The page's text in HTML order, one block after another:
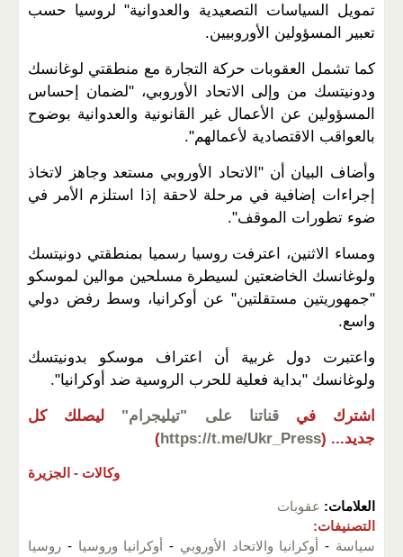
تمويل السياسات التصعيدية والعدوانية" لروسيا حسب
تعبير المسؤولين الأوروبيين.
كما تشمل العقوبات حركة التجارة مع منطقتي لوغانسك
ودونيتسك من وإلى الاتحاد الأوروبي، "لضمان إحساس
المسؤولين عن الأعمال غير القانونية والعدوانية بوضوح
بالعواقب الاقتصادية لأعمالهم".
وأضاف البيان أن "الاتحاد الأوروبي مستعد وجاهز لاتخاذ
إجراءات إضافية في مرحلة لاحقة إذا استلزم الأمر في
ضوء تطورات الموقف".
ومساء الاثنين، اعترفت روسيا رسميا بمنطقتي دونيتسك
ولوغانسك الخاضعتين لسيطرة مسلحين موالين لموسكو
"جمهوريتين مستقلتين" عن أوكرانيا، وسط رفض دولي
واسع.
واعتبرت دول غربية أن اعتراف موسكو بدونيتسك
ولوغانسك "بداية فعلية للحرب الروسية ضد أوكرانيا".
اشترك في قناتنا على "تيليجرام"
ليصلك كل
جديد... (
https://t.me/Ukr_Press
)
وكالات - الجزيرة
العلامات: عقوبات
التصنيفات:
سياسة - أوكرانيا والاتحاد الأوروبي - أوكرانيا وروسيا - روسيا